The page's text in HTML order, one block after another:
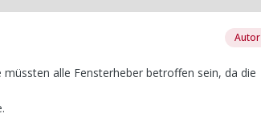
Autor
alle Fensterheber betroffen sein, da die